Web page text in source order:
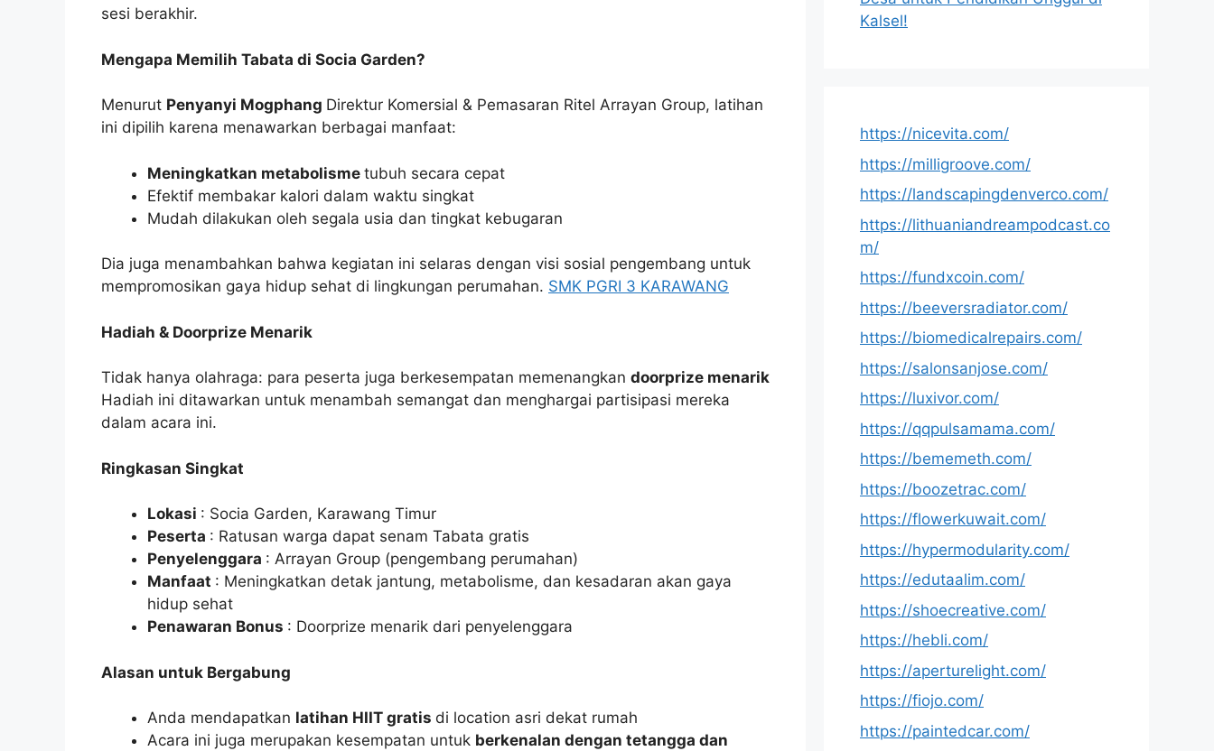
sesi berakhir.
Mengapa Memilih Tabata di Socia Garden?
Menurut Penyanyi Mogphang Direktur Komersial & Pemasaran Ritel Arrayan Group, latihan
ini dipilih karena menawarkan berbagai manfaat:
Meningkatkan metabolisme tubuh secara cepat
Efektif membakar kalori dalam waktu singkat
Mudah dilakukan oleh segala usia dan tingkat kebugaran
Dia juga menambahkan bahwa kegiatan ini selaras dengan visi sosial pengembang untuk
mempromosikan gaya hidup sehat di lingkungan perumahan. SMK PGRI 3 KARAWANG
Hadiah & Doorprize Menarik
Tidak hanya olahraga: para peserta juga berkesempatan memenangkan doorprize menarik
Hadiah ini ditawarkan untuk menambah semangat dan menghargai partisipasi mereka
dalam acara ini.
Ringkasan Singkat
Lokasi : Socia Garden, Karawang Timur
Peserta : Ratusan warga dapat senam Tabata gratis
Penyelenggara : Arrayan Group (pengembang perumahan)
Manfaat : Meningkatkan detak jantung, metabolisme, dan kesadaran akan gaya
hidup sehat
Penawaran Bonus : Doorprize menarik dari penyelenggara
Alasan untuk Bergabung
Anda mendapatkan latihan HIIT gratis di location asri dekat rumah
Acara ini juga merupakan kesempatan untuk berkenalan dengan tetangga dan
Kalsel!
https://nicevita.com/
https://milligroove.com/
https://landscapingdenverco.com/
https://lithuaniandreampodcast.co
m/
https://fundxcoin.com/
https://beeversradiator.com/
https://biomedicalrepairs.com/
https://salonsanjose.com/
https://luxivor.com/
https://qqpulsamama.com/
https://bememeth.com/
https://boozetrac.com/
https://flowerkuwait.com/
https://hypermodularity.com/
https://edutaalim.com/
https://shoecreative.com/
https://hebli.com/
https://aperturelight.com/
https://fiojo.com/
https://paintedcar.com/